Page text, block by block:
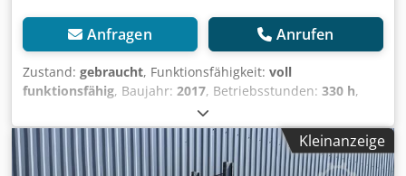
Anfragen Anrufen
Zustand: gebraucht, Funktionsfähigkeit: voll
funktionsfähig, Baujahr: 2017, Betriebsstunden: 330 h,
, Kraftstofftyp:
Triplex, Antriebsart:Elektro, Hochhubwagen Masttyp:
Triplex Crodpfx Aoxx D Hvsbxjf Zustand: Einsatzbereit und
voll funktionsfähig Zustand Technisch: gut
Kleinanzeige